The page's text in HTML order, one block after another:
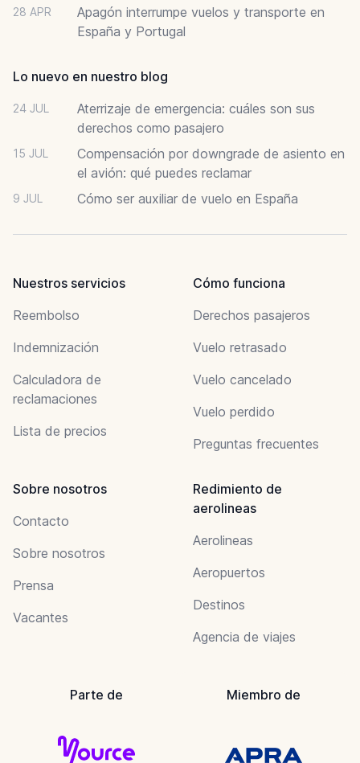
28 APR
Apagón interrumpe vuelos y transporte en
España y Portugal
Lo nuevo en nuestro blog
24 JUL
Aterrizaje de emergencia: cuáles son sus
derechos como pasajero
15 JUL
Compensación por downgrade de asiento en
el avión: qué puedes reclamar
9 JUL Cómo ser auxiliar de vuelo en España
Nuestros servicios
Reembolso
Indemnización
Calculadora de
reclamaciones
Lista de precios
Cómo funciona
Derechos pasajeros
Vuelo retrasado
Vuelo cancelado
Vuelo perdido
Preguntas frecuentes
Sobre nosotros
Contacto
Sobre nosotros
Prensa
Vacantes
Redimiento de
aerolineas
Aerolineas
Aeropuertos
Destinos
Agencia de viajes
Parte de Miembro de